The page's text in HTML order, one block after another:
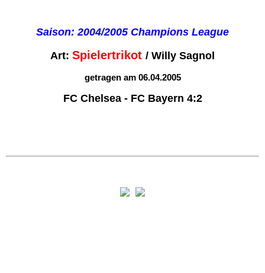
Saison: 2004/2005 Champions League
Art: Spielertrikot / Willy Sagnol
getragen am 06.04.2005
FC Chelsea - FC Bayern 4:2